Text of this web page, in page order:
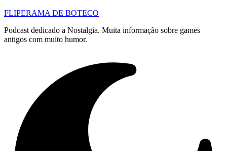
FLIPERAMA DE BOTECO
Podcast dedicado a Nostalgia. Muita informação sobre games
antigos com muito humor.